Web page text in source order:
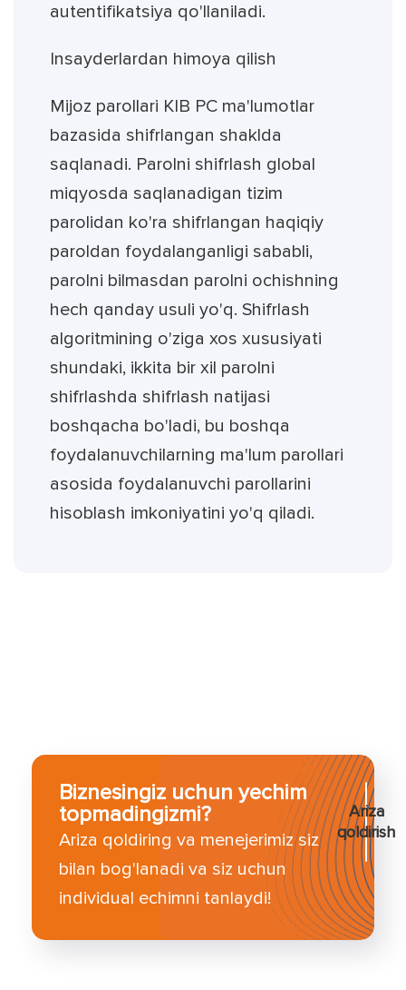
autentifikatsiya qo'llaniladi.
Insayderlardan himoya qilish
Mijoz parollari KIB PC ma'lumotlar
bazasida shifrlangan shaklda
saqlanadi. Parolni shifrlash global
miqyosda saqlanadigan tizim
parolidan ko'ra shifrlangan haqiqiy
paroldan foydalanganligi sababli,
parolni bilmasdan parolni ochishning
hech qanday usuli yo'q. Shifrlash
algoritmining o'ziga xos xususiyati
shundaki, ikkita bir xil parolni
shifrlashda shifrlash natijasi
boshqacha bo'ladi, bu boshqa
foydalanuvchilarning ma'lum parollari
asosida foydalanuvchi parollarini
hisoblash imkoniyatini yo'q qiladi.
Biznesingiz uchun yechim
topmadingizmi?
Ariza qoldiring va menejerimiz siz
bilan bog'lanadi va siz uchun
individual echimni tanlaydi!
Ariza
qoldirish